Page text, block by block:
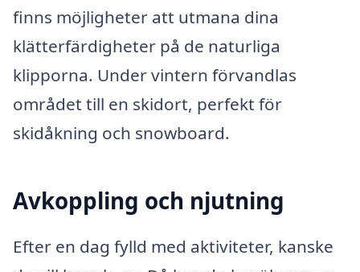
finns möjligheter att utmana dina
klätterfärdigheter på de naturliga
klipporna. Under vintern förvandlas
området till en skidort, perfekt för
skidåkning och snowboard.
Avkoppling och njutning
Efter en dag fylld med aktiviteter, kanske